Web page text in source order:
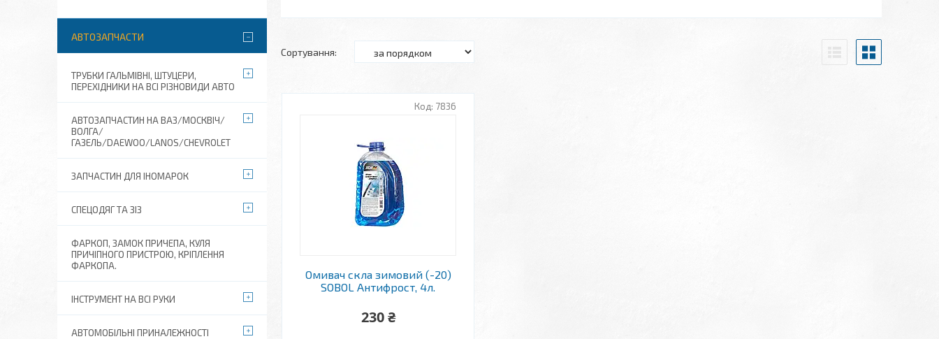
7836
Омивач скла зимовий (-20)
SOBOL Антифрост, 4л.
230 ₴
АВТОЗАПЧАСТИ
ТРУБКИ ГАЛЬМІВНІ, ШТУЦЕРИ,
ПЕРЕХІДНИКИ НА ВСІ РІЗНОВИДИ АВТО
АВТОЗАПЧАСТИН НА ВАЗ/МОСКВІЧ/
ВОЛГА/
ГАЗЕЛЬ/DAEWOO/LANOS/CHEVROLET
ЗАПЧАСТИН ДЛЯ ІНОМАРОК
СПЕЦОДЯГ ТА ЗІЗ
ФАРКОП, ЗАМОК ПРИЧЕПА, КУЛЯ
ПРИЧІПНОГО ПРИСТРОЮ, КРІПЛЕННЯ
ФАРКОПА.
ІНСТРУМЕНТ НА ВСІ РУКИ
АВТОМОБІЛЬНІ ПРИНАЛЕЖНОСТІ